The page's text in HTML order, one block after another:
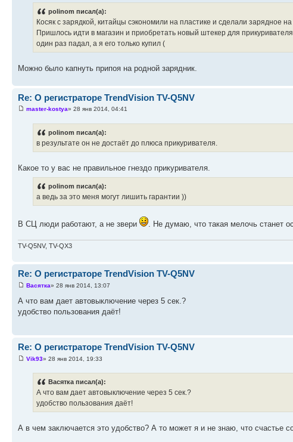
polinom писал(а):
Косяк с зарядкой, китайцы сэкономили на пластике и сделали зарядное
Пришлось идти в магазин и приобретать новый штекер для
один раз падал, а я его только купил (
Можно было капнуть припоя на родной зарядник.
Re: О регистраторе TrendVision TV-Q5NV
master-kostya» 28 янв 2014, 04:41
polinom писал(а):
в результате он не достаёт до плюса прикуривателя.
Какое то у вас не правильное гнездо прикуривателя.
polinom писал(а):
а ведь за это меня могут лишить гарантии ))
В СЦ люди работают, а не звери . Не думаю, что такая мелочь станет
TV-Q5NV, TV-QX3
Re: О регистраторе TrendVision TV-Q5NV
Васятка» 28 янв 2014, 13:07
А что вам дает автовыключение через 5 сек.?
удобство пользования даёт!
Re: О регистраторе TrendVision TV-Q5NV
Vik93» 28 янв 2014, 19:33
Васятка писал(а):
А что вам дает автовыключение через 5 сек.?
удобство пользования даёт!
А в чем заключается это удобство? А то может я и не знаю, что счастье